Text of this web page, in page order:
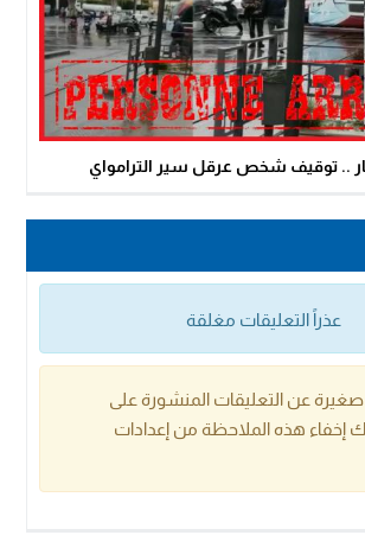
.. توقيف شخص عرقل سير الترامواي
عذراً التعليقات مغلقة
عن التعليقات المنشورة على
هذه الملاحظة من إعدادات